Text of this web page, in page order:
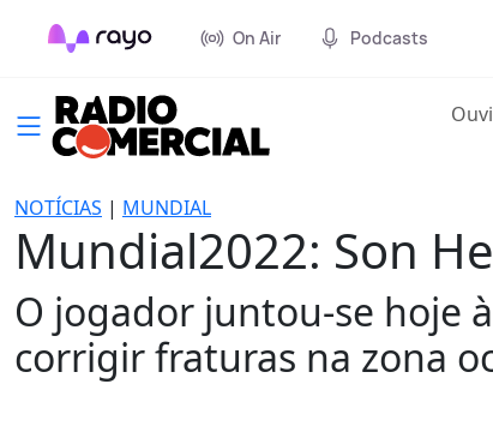
On Air Podcasts
NOTÍCIAS | MUNDIAL
Mundial2022: Son
O jogador juntou-se hoje
corrigir fraturas na zona